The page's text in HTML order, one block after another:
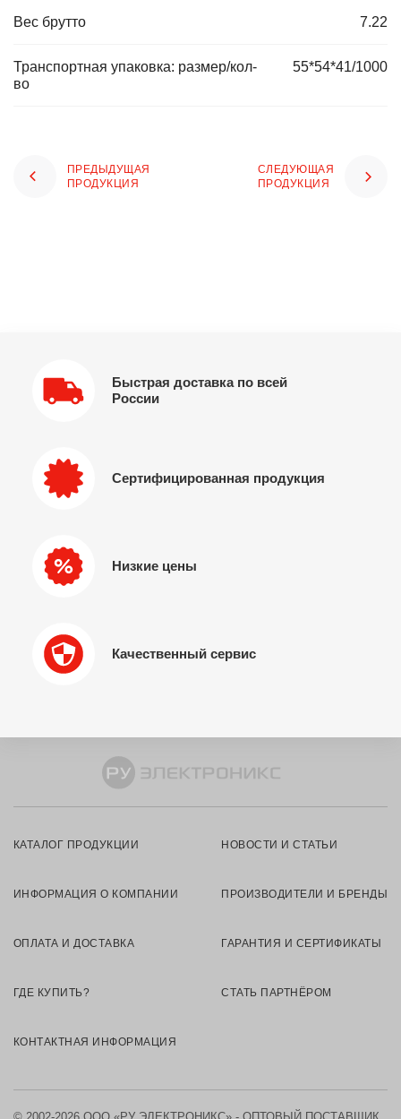
Вес брутто 7.22
Транспортная упаковка: размер/кол-
во
55*54*41/1000
ПРЕДЫДУЩАЯ
ПРОДУКЦИЯ
СЛЕДУЮЩАЯ
ПРОДУКЦИЯ
Быстрая доставка по всей
России
Сертифицированная продукция
Низкие цены
Качественный сервис
КАТАЛОГ ПРОДУКЦИИ НОВОСТИ И СТАТЬИ
ИНФОРМАЦИЯ О КОМПАНИИ ПРОИЗВОДИТЕЛИ И БРЕНДЫ
ОПЛАТА И ДОСТАВКА ГАРАНТИЯ И СЕРТИФИКАТЫ
ГДЕ КУПИТЬ? СТАТЬ ПАРТНЁРОМ
КОНТАКТНАЯ ИНФОРМАЦИЯ